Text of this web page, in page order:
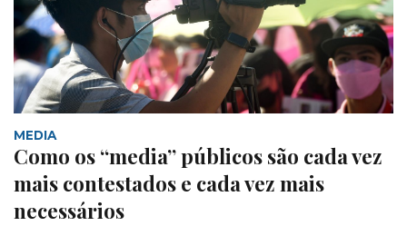
MEDIA
Como os “media” públicos são cada vez
mais contestados e cada vez mais
necessários